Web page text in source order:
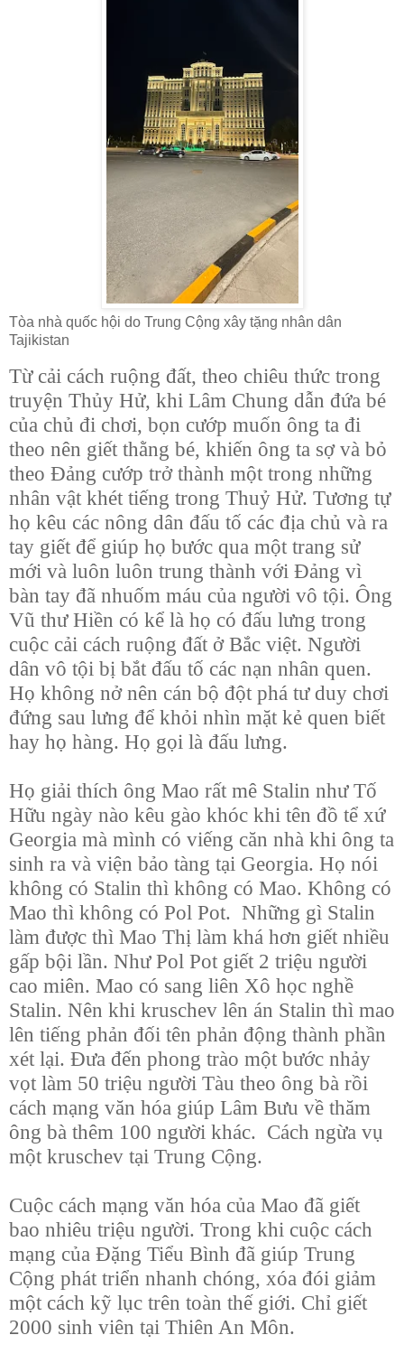
Tòa nhà quốc hội do Trung Cộng xây tặng nhân dân
Tajikistan
Từ cải cách ruộng đất, theo chiêu thức trong
truyện Thủy Hử, khi Lâm Chung dẫn đứa bé
của chủ đi chơi, bọn cướp muốn ông ta đi
theo nên giết thằng bé, khiến ông ta sợ và bỏ
theo Đảng cướp trở thành một trong những
nhân vật khét tiếng trong Thuỷ Hử. Tương tự
họ kêu các nông dân đấu tố các địa chủ và ra
tay giết để giúp họ bước qua một trang sử
mới và luôn luôn trung thành với Đảng vì
bàn tay đã nhuốm máu của người vô tội. Ông
Vũ thư Hiền có kể là họ có đấu lưng trong
cuộc cải cách ruộng đất ở Bắc việt. Người
dân vô tội bị bắt đấu tố các nạn nhân quen.
Họ không nở nên cán bộ đột phá tư duy chơi
đứng sau lưng để khỏi nhìn mặt kẻ quen biết
hay họ hàng. Họ gọi là đấu lưng.
Họ giải thích ông Mao rất mê Stalin như Tố
Hữu ngày nào kêu gào khóc khi tên đồ tể xứ
Georgia mà mình có viếng căn nhà khi ông ta
sinh ra và viện bảo tàng tại Georgia. Họ nói
không có Stalin thì không có Mao. Không có
Mao thì không có Pol Pot. Những gì Stalin
làm được thì Mao Thị làm khá hơn giết nhiều
gấp bội lần. Như Pol Pot giết 2 triệu người
cao miên. Mao có sang liên Xô học nghề
Stalin. Nên khi kruschev lên án Stalin thì mao
lên tiếng phản đối tên phản động thành phần
xét lại. Đưa đến phong trào một bước nhảy
vọt làm 50 triệu người Tàu theo ông bà rồi
cách mạng văn hóa giúp Lâm Bưu về thăm
ông bà thêm 100 người khác. Cách ngừa vụ
một kruschev tại Trung Cộng.
Cuộc cách mạng văn hóa của Mao đã giết
bao nhiêu triệu người. Trong khi cuộc cách
mạng của Đặng Tiểu Bình đã giúp Trung
Cộng phát triển nhanh chóng, xóa đói giảm
một cách kỹ lục trên toàn thế giới. Chỉ giết
2000 sinh viên tại Thiên An Môn.